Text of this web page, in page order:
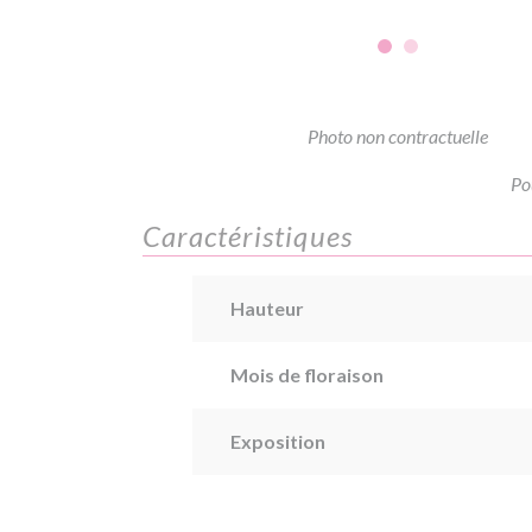
Photo non contractuelle
Caractéristiques
Hauteur
Mois de floraison
Exposition